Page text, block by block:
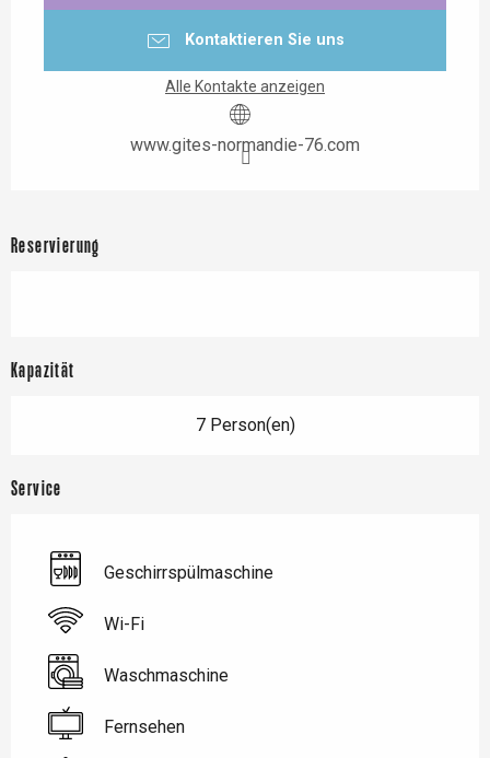
Kontaktieren Sie uns
Alle Kontakte anzeigen
www.gites-normandie-76.com
Reservierung
Kapazität
7 Person(en)
Service
Geschirrspülmaschine
Wi-Fi
Waschmaschine
Fernsehen